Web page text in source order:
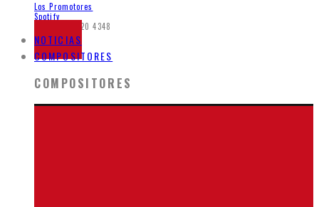
Los Promotores
Spotify
mayo 21, 2020 4348
NOTICIAS
COMPOSITORES
COMPOSITORES